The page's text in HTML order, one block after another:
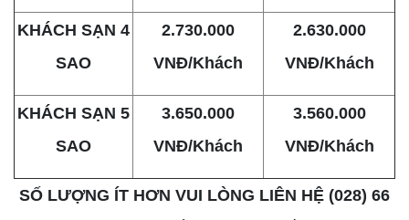
KHÁCH SẠN 4
SAO
2.730.000
VNĐ/Khách
2.630.000
VNĐ/Khách
KHÁCH SẠN 5
SAO
3.650.000
VNĐ/Khách
3.560.000
VNĐ/Khách
SỐ LƯỢNG ÍT HƠN VUI LÒNG LIÊN HỆ (028) 66